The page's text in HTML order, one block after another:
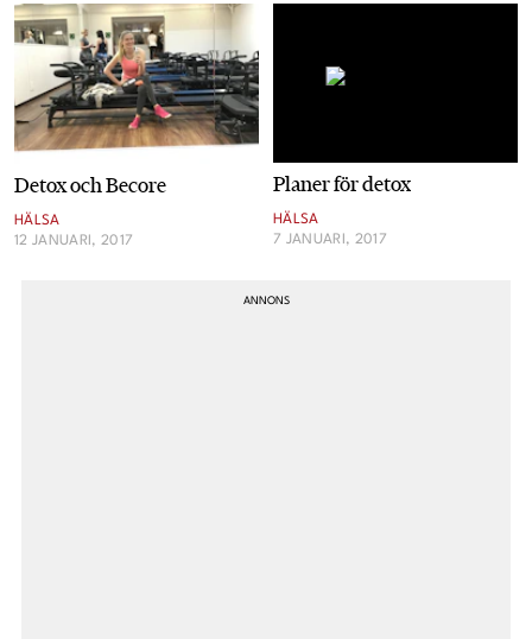
Detox och Becore
HÄLSA
12 JANUARI, 2017
Planer för detox
HÄLSA
7 JANUARI, 2017